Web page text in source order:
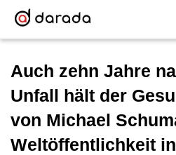
Auch zehn Jahre
Unfall hält der
von Michael
Weltöffentlichkeit